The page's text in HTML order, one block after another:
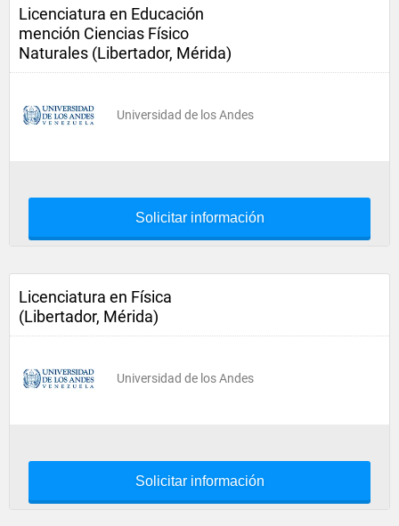
Licenciatura en Educación
mención Ciencias Físico
Naturales (Libertador, Mérida)
Universidad de los Andes
Solicitar información
Licenciatura en Física
(Libertador, Mérida)
Universidad de los Andes
Solicitar información